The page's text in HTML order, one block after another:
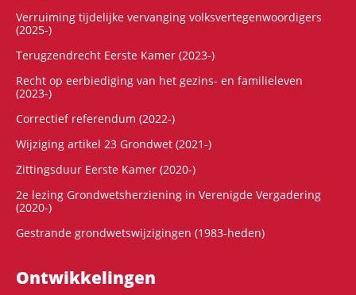
Verruiming tijdelijke vervanging volksvertegenwoordigers
(2025-)
Terugzendrecht Eerste Kamer (2023-)
Recht op eerbiediging van het gezins- en familieleven
(2023-)
Correctief referendum (2022-)
Wijziging artikel 23 Grondwet (2021-)
Zittingsduur Eerste Kamer (2020-)
2e lezing Grondwetsherziening in Verenigde Vergadering
(2020-)
Gestrande grondwetswijzigingen (1983-heden)
Ontwikke­lingen